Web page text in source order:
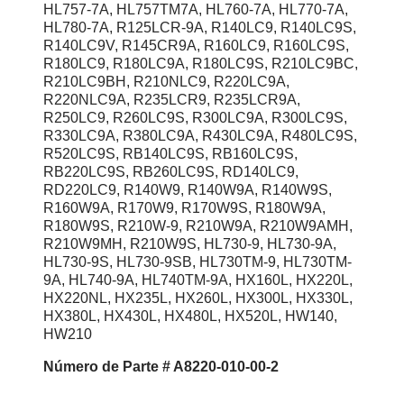
HL757-7A, HL757TM7A, HL760-7A, HL770-7A,
HL780-7A, R125LCR-9A, R140LC9, R140LC9S,
R140LC9V, R145CR9A, R160LC9, R160LC9S,
R180LC9, R180LC9A, R180LC9S, R210LC9BC,
R210LC9BH, R210NLC9, R220LC9A,
R220NLC9A, R235LCR9, R235LCR9A,
R250LC9, R260LC9S, R300LC9A, R300LC9S,
R330LC9A, R380LC9A, R430LC9A, R480LC9S,
R520LC9S, RB140LC9S, RB160LC9S,
RB220LC9S, RB260LC9S, RD140LC9,
RD220LC9, R140W9, R140W9A, R140W9S,
R160W9A, R170W9, R170W9S, R180W9A,
R180W9S, R210W-9, R210W9A, R210W9AMH,
R210W9MH, R210W9S, HL730-9, HL730-9A,
HL730-9S, HL730-9SB, HL730TM-9, HL730TM-
9A, HL740-9A, HL740TM-9A, HX160L, HX220L,
HX220NL, HX235L, HX260L, HX300L, HX330L,
HX380L, HX430L, HX480L, HX520L, HW140,
HW210
Número de Parte # A8220-010-00-2